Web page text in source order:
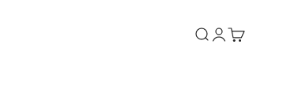
Abrir pesquisa
Abrir página
Abrir